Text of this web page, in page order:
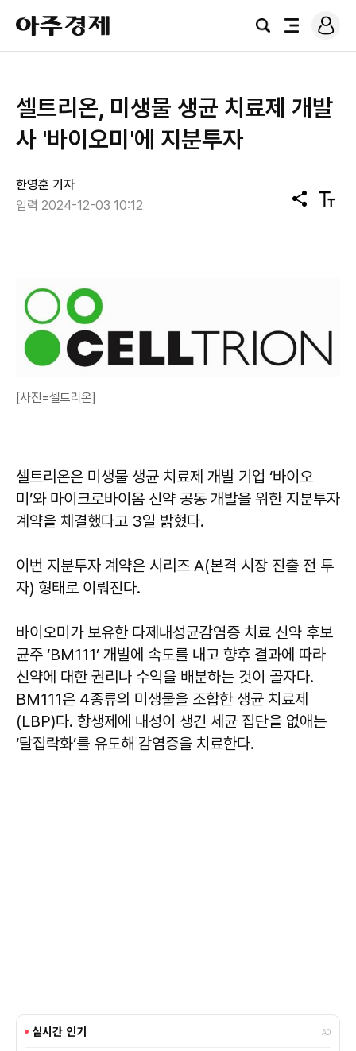
아
주
경
검
전
로
그
셀트리온, 미생물 생균 치료제 개발
사 '바이오미'에 지분투자
한영훈 기자
입력 2024-12-03 10:12
공
유
텍
스
[사진=셀트리온]
셀트리온은 미생물 생균 치료제 개발 기업 ‘바이오
미’와 마이크로바이옴 신약 공동 개발을 위한 지분투자
계약을 체결했다고 3일 밝혔다.
이번 지분투자 계약은 시리즈 A(본격 시장 진출 전 투
자) 형태로 이뤄진다.
바이오미가 보유한 다제내성균감염증 치료 신약 후보
균주 ‘BM111’ 개발에 속도를 내고 향후 결과에 따라
신약에 대한 권리나 수익을 배분하는 것이 골자다.
BM111은 4종류의 미생물을 조합한 생균 치료제
(LBP)다. 항생제에 내성이 생긴 세균 집단을 없애는
‘탈집락화’를 유도해 감염증을 치료한다.